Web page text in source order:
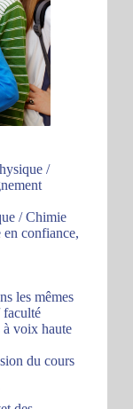
/
/ Chimie
en confiance,
les mêmes
faculté
voix haute
du cours